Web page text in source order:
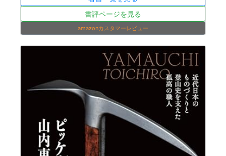
書評ページを見る
amazonカスタマーレビュー